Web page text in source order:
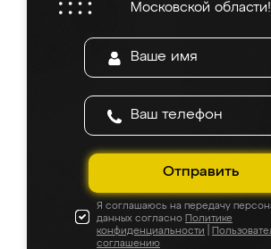
Московской области!
Отправить
Я соглашаюсь на передачу
данных согласно Политике
конфиденциальности
соглашению